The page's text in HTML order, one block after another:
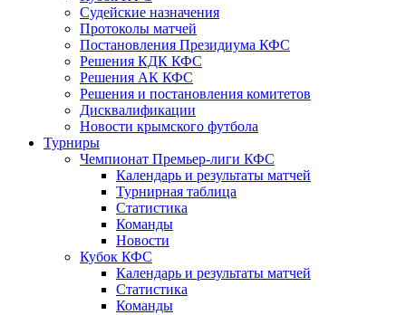
Судейские назначения
Протоколы матчей
Постановления Президиума КФС
Решения КДК КФС
Решения АК КФС
Решения и постановления комитетов
Дисквалификации
Новости крымского футбола
Турниры
Чемпионат Премьер-лиги КФС
Календарь и результаты матчей
Турнирная таблица
Статистика
Команды
Новости
Кубок КФС
Календарь и результаты матчей
Статистика
Команды